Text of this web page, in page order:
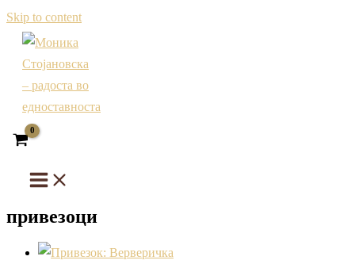
Skip to content
привезоци